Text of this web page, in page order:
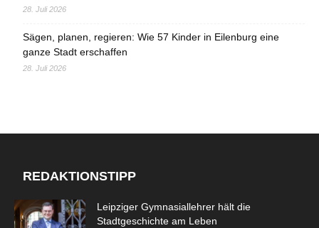
28. Juli 2026
Sägen, planen, regieren: Wie 57 Kinder in Eilenburg eine
ganze Stadt erschaffen
28. Juli 2026
REDAKTIONSTIPP
Leipziger Gymnasiallehrer hält die
Stadtgeschichte am Leben